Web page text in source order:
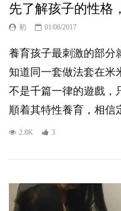
先了解孩子的性格
初 01/06/2017
養育孩子最刺激的部分
知道同一套做法套在米
不是千篇一律的遊戲，
順着其特性養育，相信
2.8K 3